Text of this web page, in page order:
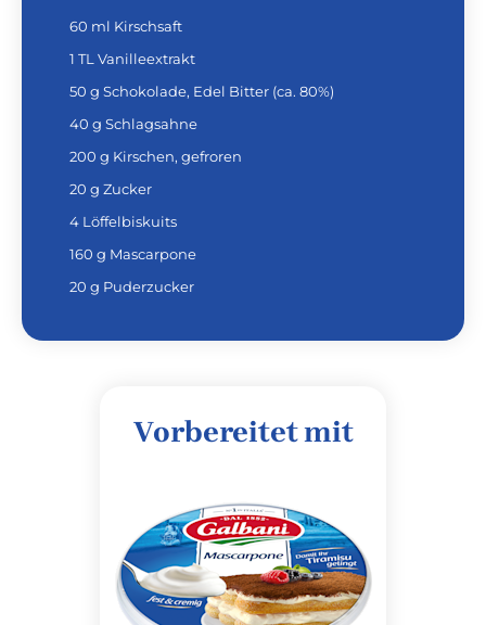
60 ml Kirschsaft
1 TL Vanilleextrakt
50 g Schokolade, Edel Bitter (ca. 80%)
40 g Schlagsahne
200 g Kirschen, gefroren
20 g Zucker
4 Löffelbiskuits
160 g Mascarpone
20 g Puderzucker
Vorbereitet mit